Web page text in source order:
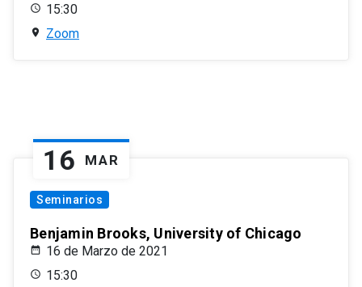
15:30
Zoom
16 MAR
Seminarios
Benjamin Brooks, University of Chicago
16 de Marzo de 2021
15:30